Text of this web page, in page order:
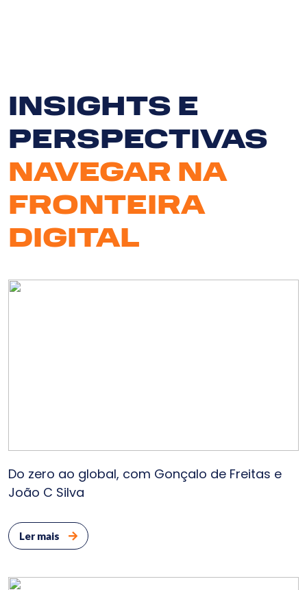
INSIGHTS E
PERSPECTIVAS
NAVEGAR NA
FRONTEIRA
DIGITAL
Do zero ao global, com Gonçalo de Freitas e
João C Silva
Ler mais